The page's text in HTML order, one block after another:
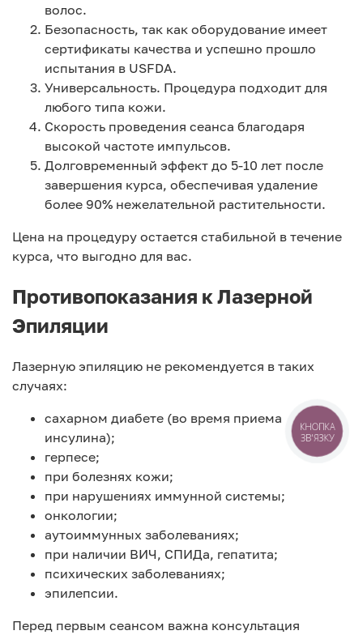
волос.
Безопасность, так как оборудование имеет
сертификаты качества и успешно прошло
испытания в USFDA.
Универсальность. Процедура подходит для
любого типа кожи.
Скорость проведения сеанса благодаря
высокой частоте импульсов.
Долговременный эффект до 5-10 лет после
завершения курса, обеспечивая удаление
более 90% нежелательной растительности.
Цена на процедуру остается стабильной в течение
курса, что выгодно для вас.
Противопоказания к Лазерной
Эпиляции
Лазерную эпиляцию не рекомендуется в таких
случаях:
сахарном диабете (во время приема
инсулина);
герпесе;
при болезнях кожи;
при нарушениях иммунной системы;
онкологии;
аутоиммунных заболеваниях;
при наличии ВИЧ, СПИДа, гепатита;
психических заболеваниях;
эпилепсии.
Перед первым сеансом важна консультация
КНОПКА
ЗВ'ЯЗКУ